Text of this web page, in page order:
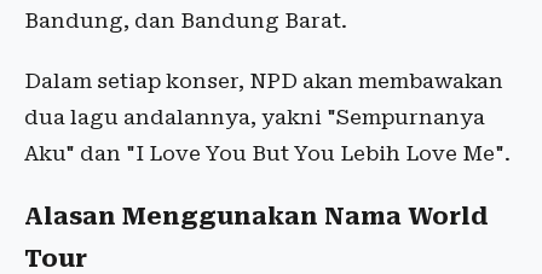
Bandung, dan Bandung Barat.
Dalam setiap konser, NPD akan membawakan
dua lagu andalannya, yakni "Sempurnanya
Aku" dan "I Love You But You Lebih Love Me".
Alasan Menggunakan Nama World
Tour